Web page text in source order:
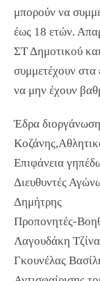
μπορούν να
έως 18 ετών.
ΣΤ Δημοτικού
συμμετέχουν στα
να μην έχουν
Έδρα
Επιφάνεια
Διευθυντές
Δημήτρης
Προπονητές-
Λαγουδάκη
Γκουνέλας